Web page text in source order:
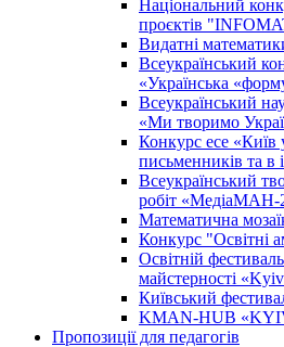
Національний
проєктів
Видатні
Всеукраїнський
«Українська
Всеукраїнський
«Ми творимо
Конкурс есе «Київ
письменників та в
Всеукраїнський
робіт «МедіаМАН-
Математична
Конкурс "Освітні
Освітній
майстерності
Київський
KMAN-HUB
Пропозиції для педагогів